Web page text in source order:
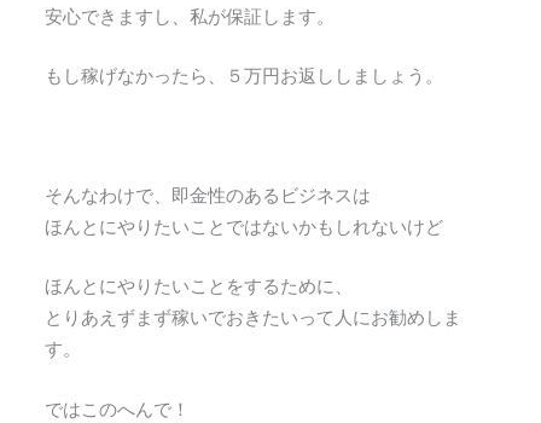
安心できますし、私が保証します。
もし稼げなかったら、５万円お返ししましょう。
そんなわけで、即金性のあるビジネスは
ほんとにやりたいことではないかもしれないけど
ほんとにやりたいことをするために、
とりあえずまず稼いでおきたいって人にお勧めしま
す。
ではこのへんで！